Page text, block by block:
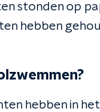
stonden op
hebben
hebben in